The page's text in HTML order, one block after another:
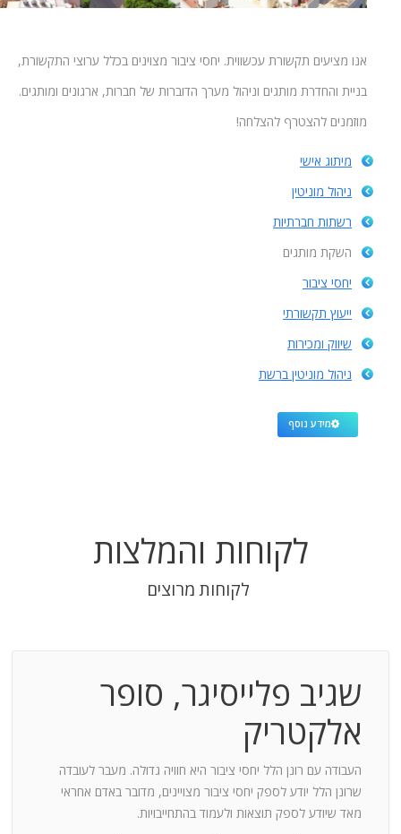
אנו מציעים תקשורת עכשווית. יחסי ציבור מצוינים בכלל ערוצי התקשורת,
בניית והחדרת מותגים וניהול מערך הדוברות של חברות, ארגונים ומותגים.
מוזמנים להצטרף להצלחה!
מיתוג אישי
ניהול מוניטין
רשתות חברתיות
השקת מותגים
יחסי ציבור
ייעוץ תקשורתי
שיווק ומכירות
ניהול מוניטין ברשת
מידע נוסף
לקוחות והמלצות
לקוחות מרוצים
שגיב פלייסיגר, סופר
אלקטריק
העבודה עם רונן הלל יחסי ציבור היא חוויה גדולה. מעבר לעובדה
שרונן הלל יודע לספק יחסי ציבור מצויינים, מדובר באדם אחראי
מאד שיודע לספק תוצאות ולעמוד בהתחייבויות.